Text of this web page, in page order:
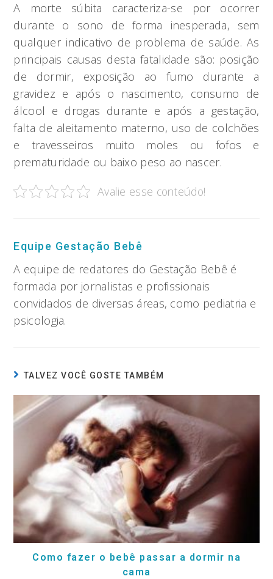
A morte súbita caracteriza-se por ocorrer
durante o sono de forma inesperada, sem
qualquer indicativo de problema de saúde. As
principais causas desta fatalidade são: posição
de dormir, exposição ao fumo durante a
gravidez e após o nascimento, consumo de
álcool e drogas durante e após a gestação,
falta de aleitamento materno, uso de colchões
e travesseiros muito moles ou fofos e
prematuridade ou baixo peso ao nascer.
Avalie esse conteúdo!
Equipe Gestação Bebê
A equipe de redatores do Gestação Bebê é
formada por jornalistas e profissionais
convidados de diversas áreas, como pediatria e
psicologia.
TALVEZ VOCÊ GOSTE TAMBÉM
Como fazer o bebê passar a dormir na
cama